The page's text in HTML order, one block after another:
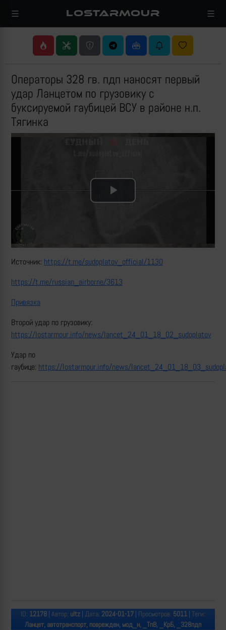
LOSTARMOUR
Операторы 328 гв. пдп наносят первый
удар Ланцетом по грузовику с
буксируемой гаубицей ВСУ в районе н.п.
Тягинка
Play
Источник: https://t.me/sudoplatov_official/1130
https://t.me/russian_airborne/3613
Привязка
Второй удар по грузовику:
https://lostarmour.info/news/lancet_24_01_18_02_sudoplatov
Удар по
гаубице: https://lostarmour.info/news/
ID: 12178 | Автор: ultz | Дата: 2024-01-17 | Просмотров: 5011 | Теги:
Ланцет, автотранспорт, поврежден, мод_н, _ТпВ, _КрБ, _328пдп